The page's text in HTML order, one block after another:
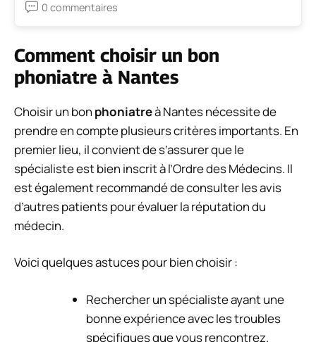
0 commentaires
Comment choisir un bon
phoniatre à Nantes
Choisir un bon phoniatreà Nantes nécessite de
prendre en compte plusieurs critères importants. En
premier lieu, il convient de s’assurer que le
spécialiste est bien inscrit à l’Ordre des Médecins. Il
est également recommandé de consulter les avis
d’autres patients pour évaluer la réputation du
médecin.
Voici quelques astuces pour bien choisir :
Rechercher un spécialiste ayant une
bonne expérience avec les troubles
spécifiques que vous rencontrez.